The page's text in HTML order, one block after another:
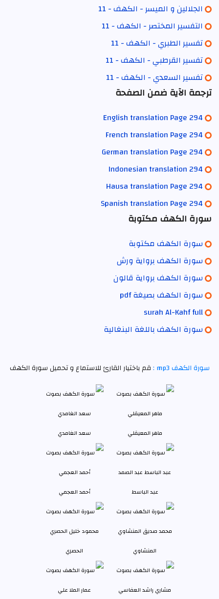
الجلالين و الميسر - الكهف - 11
التفسير المختصر - الكهف - 11
تفسير الطبري - الكهف - 11
تفسير القرطبي - الكهف - 11
تفسير السعدي - الكهف - 11
ترجمة الآية ضمن الصفحة
English translation Page 294
French translation Page 294
German translation Page 294
Indonesian translation 294
Hausa translation Page 294
Spanish translation Page 294
سورة الكهف مكتوبة
سورة الكهف مكتوبة
سورة الكهف برواية ورش
سورة الكهف برواية قالون
سورة الكهف بصيغة pdf
surah Al-Kahf full
سورة الكهف باللغة البنغالية
سورة الكهف mp3 : قم باختيار القارئ للاستماع و تحميل سورة الكهف
ماهر المعيقلي سعد الغامدي
عبد الباسط أحمد العجمي
المنشاوي الحصري